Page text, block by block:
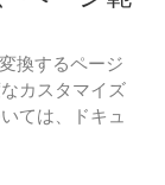
換するページ
カスタマイズ
ては、ドキュ